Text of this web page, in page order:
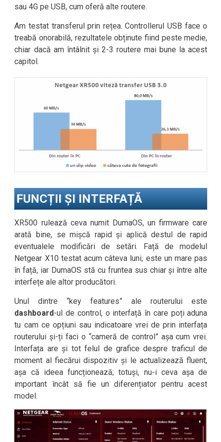
sau 4G pe USB, cum oferă alte routere.
Am testat transferul prin rețea. Controllerul USB face o
treabă onorabilă, rezultatele obținute fiind peste medie,
chiar dacă am întâlnit și 2-3 routere mai bune la acest
capitol.
FUNCȚII ȘI INTERFAȚĂ
XR500 rulează ceva numit DumaOS, un firmware care
arată bine, se mișcă rapid și aplică destul de rapid
eventualele modificări de setări. Față de modelul
Netgear X10 testat acum câteva luni, este un mare pas
în față, iar DumaOS stă cu fruntea sus chiar și între alte
interfețe ale altor producători.
Unul dintre “key features” ale routerului este
dashboard-ul de control, o interfață în care poți aduna
tu cam ce opțiuni sau indicatoare vrei de prin interfața
routerului și-ți faci o “cameră de control” așa cum vrei.
Interfața are și tot felul de grafice despre traficul de
moment al fiecărui dispozitiv și le actualizează fluent,
așa că ideea funcționează; totuși, nu-i ceva așa de
important încât să fie un diferențiator pentru acest
model.